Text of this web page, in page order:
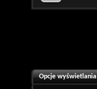
Opcje